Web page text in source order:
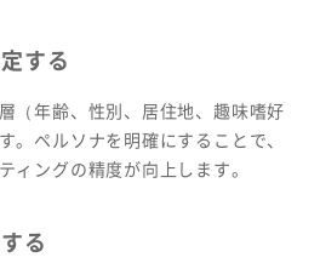
する
（年齢、性別、居住地、趣味嗜好
。ペルソナを明確にすることで、
ィングの精度が向上します。
る